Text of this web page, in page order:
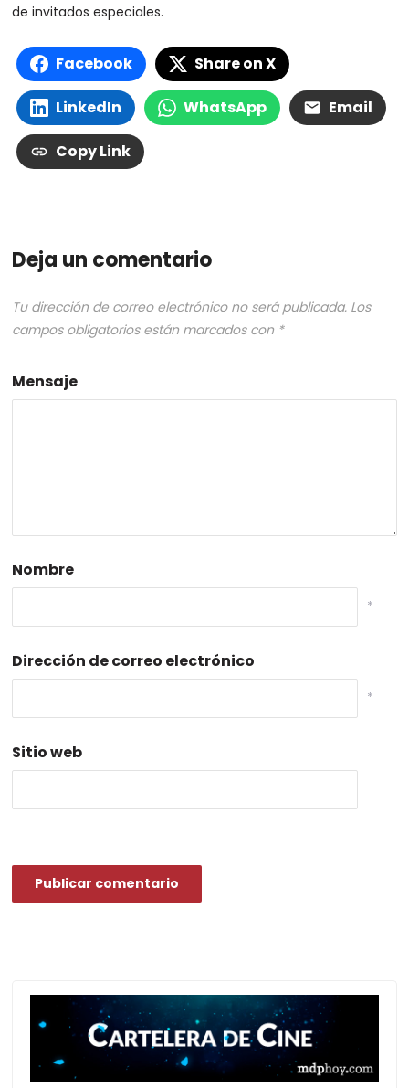
de invitados especiales.
Facebook Share on X
LinkedIn WhatsApp Email
Copy Link
Deja un comentario
Tu dirección de correo electrónico no será publicada. Los
campos obligatorios están marcados con *
Mensaje
Nombre
*
Dirección de correo electrónico
*
Sitio web